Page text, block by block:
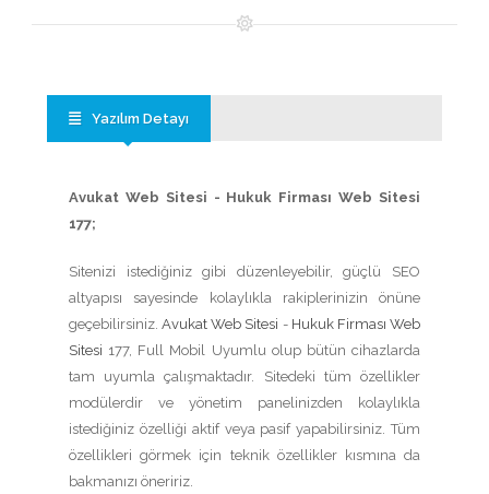
Yazılım Detayı
Avukat Web Sitesi - Hukuk Firması Web Sitesi
177;
Sitenizi istediğiniz gibi düzenleyebilir, güçlü SEO
altyapısı sayesinde kolaylıkla rakiplerinizin önüne
geçebilirsiniz.Avukat Web Sitesi - Hukuk Firması Web
Sitesi 177, Full Mobil Uyumlu olup bütün cihazlarda
tam uyumla çalışmaktadır. Sitedeki tüm özellikler
modülerdir ve yönetim panelinizden kolaylıkla
istediğiniz özelliği aktif veya pasif yapabilirsiniz. Tüm
özellikleri görmek için teknik özellikler kısmına da
bakmanızı öneririz.